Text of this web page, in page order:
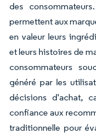
des
permettent aux
en valeur leurs
et leurs histoires de
consommateurs
généré par les
décisions d'achat,
confiance aux
traditionnelle pour